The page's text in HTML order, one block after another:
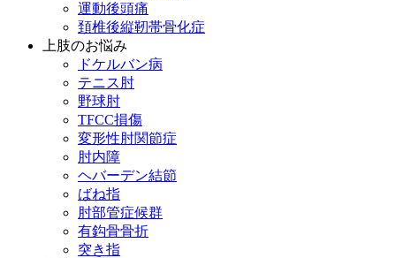
運動後頭痛
頚椎後縦靭帯骨化症
上肢のお悩み
ドケルバン病
テニス肘
野球肘
TFCC損傷
変形性肘関節症
肘内障
ヘバーデン結節
ばね指
肘部管症候群
有鈎骨骨折
突き指